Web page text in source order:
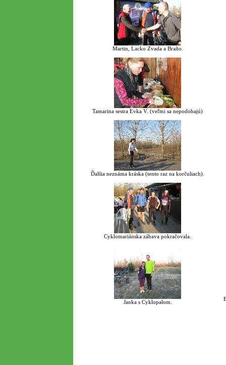
Martin, Lacko Zvada a Braňo.
Tamarina sestra Evka V. (veľmi sa nepodobajú)
Ďalšia neznáma kráska (tento raz na korčuliach).
Cyklomariánska zábava pokračovala.
Janka s Cyklopalom.